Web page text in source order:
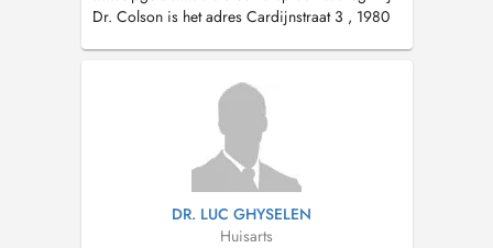
Dr. Colson is het adres Cardijnstraat 3 , 1980
DR. LUC GHYSELEN
Huisarts